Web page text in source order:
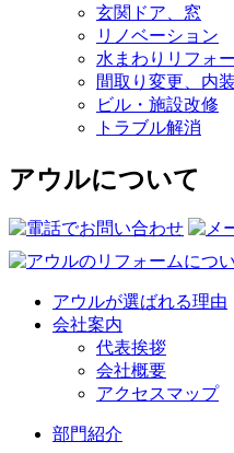
玄関ドア、窓
リノベーション
水まわりリフォ
間取り変更、内装
ビル・施設改修
トラブル解消
アウルについて
アウルが選ばれる理由
会社案内
代表挨拶
会社概要
アクセスマップ
部門紹介